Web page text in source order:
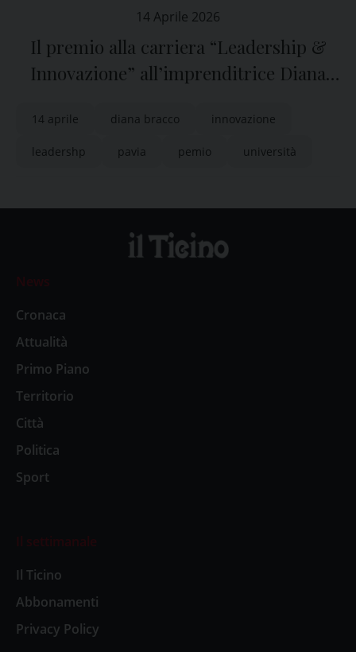
14 Aprile 2026
Il premio alla carriera “Leadership &
Innovazione” all’imprenditrice Diana
14 aprile diana bracco innovazione
leadershp pavia pemio università
News
Cronaca
Attualità
Primo Piano
Territorio
Città
Politica
Sport
Il settimanale
Il Ticino
Abbonamenti
Privacy Policy